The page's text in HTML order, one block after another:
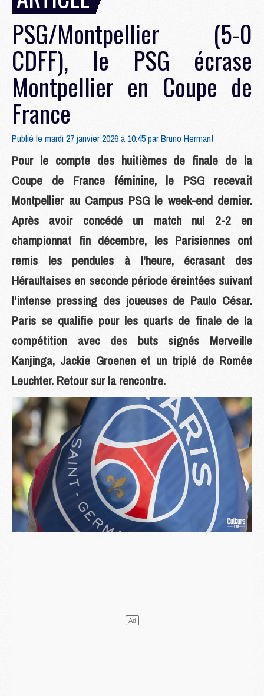
PSG/Montpellier (5-0
CDFF), le PSG écrase
Montpellier en Coupe de
France
Publié le mardi 27 janvier 2026 à 10:45 parBruno Hermant
Pour le compte des huitièmes de finale de la
Coupe de France féminine, le PSG recevait
Montpellier au Campus PSG le week-end dernier.
Après avoir concédé un match nul 2-2 en
championnat fin décembre, les Parisiennes ont
remis les pendules à l'heure, écrasant des
Héraultaises en seconde période éreintées suivant
l'intense pressing des joueuses de Paulo César.
Paris se qualifie pour les quarts de finale de la
compétition avec des buts signés Merveille
Kanjinga, Jackie Groenen et un triplé de Romée
Leuchter. Retour sur la rencontre.